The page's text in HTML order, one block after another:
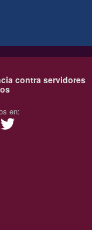
contra servidores
en: